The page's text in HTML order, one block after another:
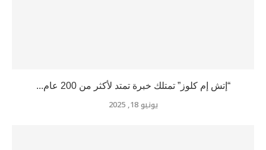
“إتش إم كلوز” تمتلك خبرة تمتد لأكثر من 200 عام...
يونيو 18, 2025